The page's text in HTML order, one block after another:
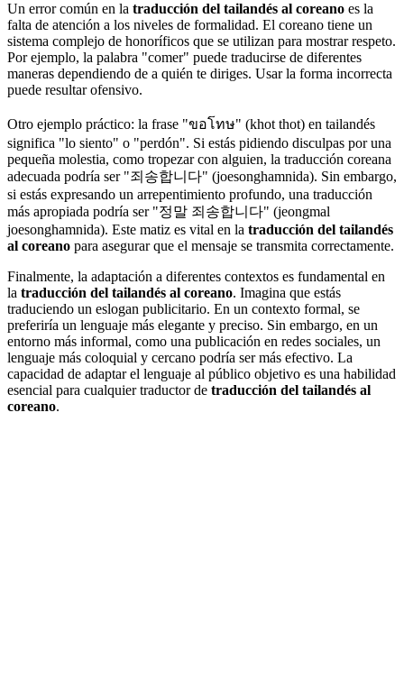
Un error común en la traducción del tailandés al coreano es la
falta de atención a los niveles de formalidad. El coreano tiene un
sistema complejo de honoríficos que se utilizan para mostrar respeto.
Por ejemplo, la palabra "comer" puede traducirse de diferentes
maneras dependiendo de a quién te diriges. Usar la forma incorrecta
puede resultar ofensivo.
Otro ejemplo práctico: la frase "ขอโทษ" (khot thot) en tailandés
significa "lo siento" o "perdón". Si estás pidiendo disculpas por una
pequeña molestia, como tropezar con alguien, la traducción coreana
adecuada podría ser "죄송합니다" (joesonghamnida). Sin embargo,
si estás expresando un arrepentimiento profundo, una traducción
más apropiada podría ser "정말 죄송합니다" (jeongmal
joesonghamnida). Este matiz es vital en la traducción del tailandés
al coreano para asegurar que el mensaje se transmita correctamente.
Finalmente, la adaptación a diferentes contextos es fundamental en
la traducción del tailandés al coreano. Imagina que estás
traduciendo un eslogan publicitario. En un contexto formal, se
preferiría un lenguaje más elegante y preciso. Sin embargo, en un
entorno más informal, como una publicación en redes sociales, un
lenguaje más coloquial y cercano podría ser más efectivo. La
capacidad de adaptar el lenguaje al público objetivo es una habilidad
esencial para cualquier traductor de traducción del tailandés al
coreano.